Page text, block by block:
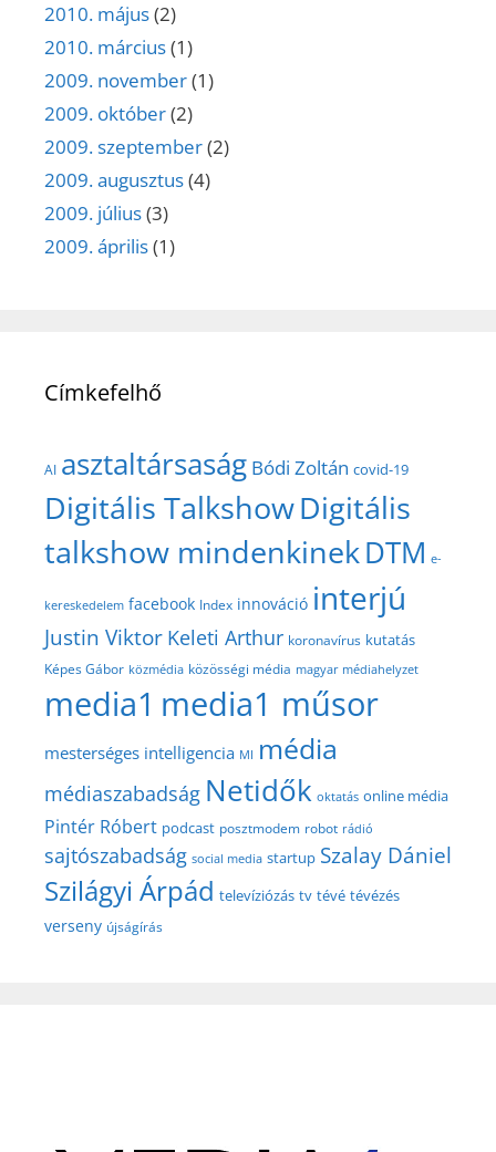
2010. május(2)
2010. március(1)
2009. november(1)
2009. október(2)
2009. szeptember(2)
2009. augusztus(4)
2009. július(3)
2009. április(1)
Címkefelhő
AI asztaltársaság Bódi Zoltán covid-19
Digitális TalkshowDigitális
talkshow mindenkinekDTM e-
kereskedelem facebook Index innováció interjú
Justin Viktor Keleti Arthur koronavírus kutatás
Képes Gábor közmédia közösségi média magyar médiahelyzet
media1 media1 műsor
mesterséges intelligencia MI média
médiaszabadság Netidők oktatás online média
Pintér Róbert podcast posztmodem robot rádió
sajtószabadság social media startup Szalay Dániel
Szilágyi Árpád televíziózás tv tévé tévézés
verseny újságírás